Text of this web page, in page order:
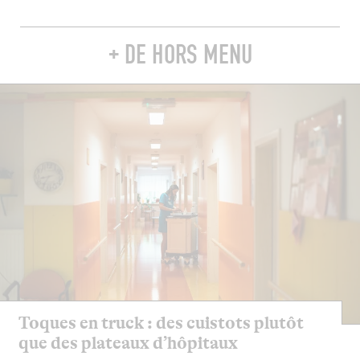
+ DE HORS MENU
Toques en truck : des cuistots plutôt
que des plateaux d’hôpitaux